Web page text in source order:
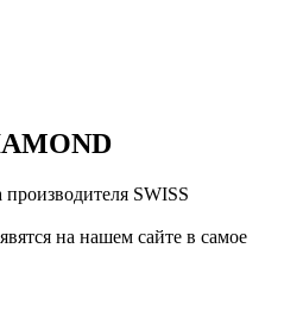
SWISS
на нашем сайте в самое